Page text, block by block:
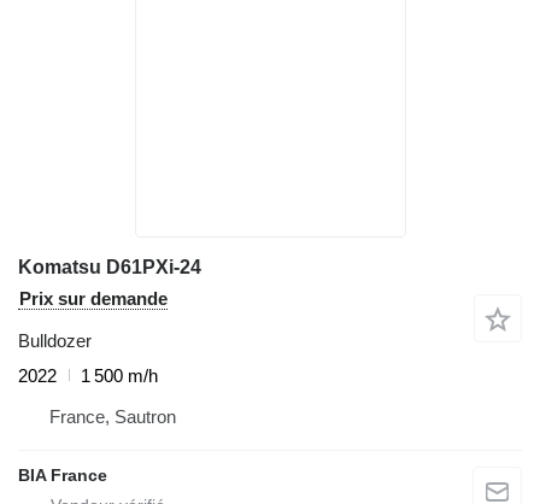
Komatsu D61PXi-24
Prix sur demande
Bulldozer
2022
1 500 m/h
France, Sautron
BIA France